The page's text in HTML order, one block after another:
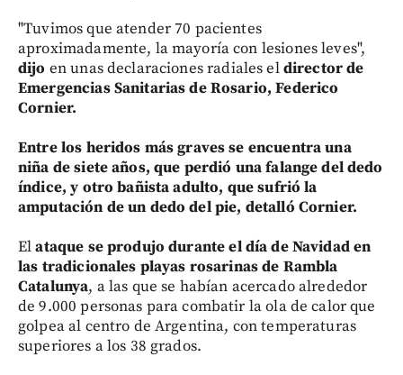
"Tuvimos que atender 70 pacientes
aproximadamente, la mayoría con lesiones leves",
dijo en unas declaraciones radiales eldirector de
Emergencias Sanitarias de Rosario, Federico
Cornier.
Entre los heridos más graves se encuentra una
niña de siete años, que perdió una falange del dedo
índice, y otro bañista adulto, que sufrió la
amputación de un dedo del pie, detalló Cornier.
Elataque se produjo durante el día de Navidaden
las tradicionales playas rosarinas de Rambla
Catalunya, a las que se habían acercado alrededor
de 9.000 personas para combatir la ola de calor que
golpea al centro de Argentina, con temperaturas
superiores a los 38 grados.